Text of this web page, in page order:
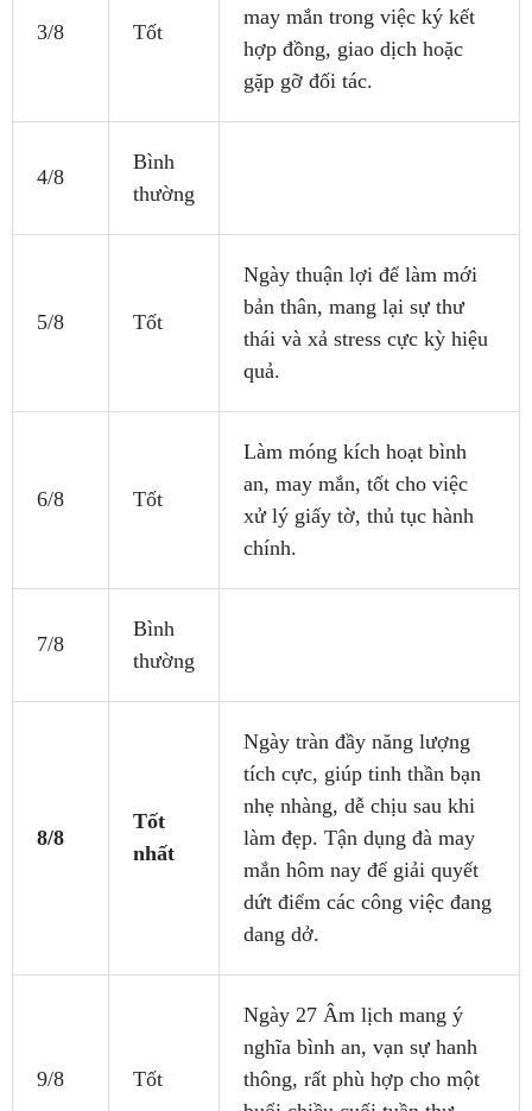
3/8 Tốt
may mắn trong việc ký kết
hợp đồng, giao dịch hoặc
gặp gỡ đối tác.
4/8
Bình
thường
5/8 Tốt
Ngày thuận lợi để làm mới
bản thân, mang lại sự thư
thái và xả stress cực kỳ hiệu
quả.
6/8 Tốt
Làm móng kích hoạt bình
an, may mắn, tốt cho việc
xử lý giấy tờ, thủ tục hành
chính.
7/8
Bình
thường
8/8
Tốt
nhất
Ngày tràn đầy năng lượng
tích cực, giúp tinh thần bạn
nhẹ nhàng, dễ chịu sau khi
làm đẹp. Tận dụng đà may
mắn hôm nay để giải quyết
dứt điểm các công việc đang
dang dở.
9/8 Tốt
Ngày 27 Âm lịch mang ý
nghĩa bình an, vạn sự hanh
thông, rất phù hợp cho một